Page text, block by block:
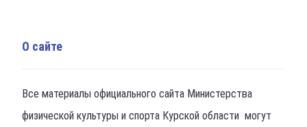
О сайте
Все материалы официального сайта Министерства
физической культуры и спорта Курской области могут